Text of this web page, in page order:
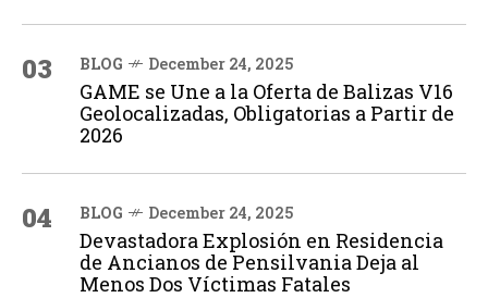
03 BLOG December 24, 2025
GAME se Une a la Oferta de Balizas V16
Geolocalizadas, Obligatorias a Partir de
2026
04 BLOG December 24, 2025
Devastadora Explosión en Residencia
de Ancianos de Pensilvania Deja al
Menos Dos Víctimas Fatales